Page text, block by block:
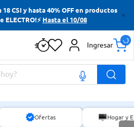
18 CSI y hasta 40% OFF en productos
ELECTRO!⚡ Hasta el 10/08
Ingresar
Ofertas Hogar y